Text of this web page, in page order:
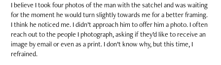
I believe I took four photos of the man with the satchel and was waiting
for the moment he would turn slightly towards me for a better framing.
I think he noticed me. I didn’t approach him to offer him a photo. I often
reach out to the people I photograph, asking if they’d like to receive an
image by email or even as a print. I don’t know why, but this time, I
refrained.